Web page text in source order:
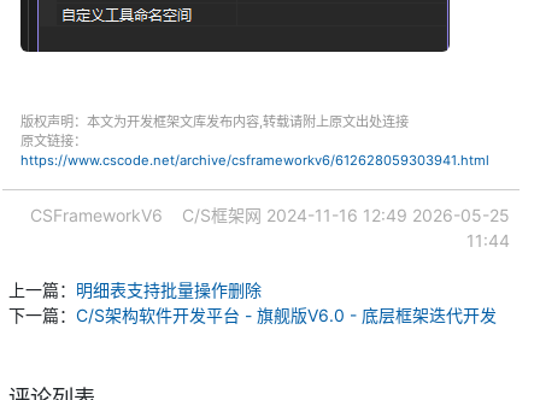
版权声明：本文为开发框架文库发布内容,转载请附上原文出处连接
原文链接：
https://www.cscode.net/archive/csframeworkv6/612628059303941.html
CSFrameworkV6 C/S框架网 2024-11-16 12:49 2026-05-25
11:44
上一篇： 明细表支持批量操作删除
下一篇： C/S架构软件开发平台 - 旗舰版V6.0 - 底层框架迭代开发